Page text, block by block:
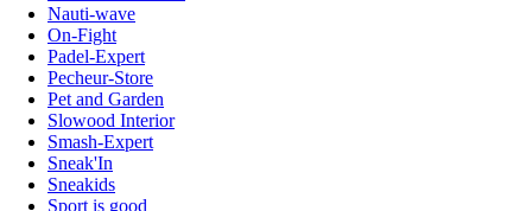
Nauti-wave
On-Fight
Padel-Expert
Pecheur-Store
Pet and Garden
Slowood Interior
Smash-Expert
Sneak'In
Sneakids
Sport is good